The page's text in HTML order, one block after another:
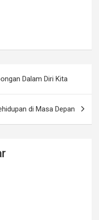
Dalam Diri Kita
di Masa Depan